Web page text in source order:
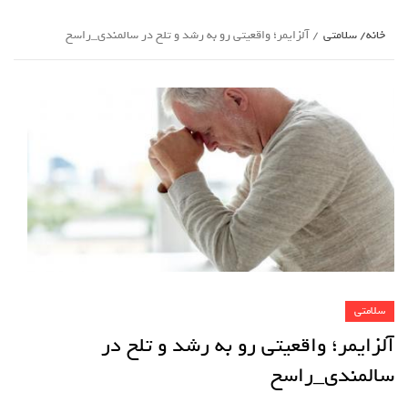
خانه سلامتی آلزایمر؛ واقعیتی رو به رشد و تلخ در سالمندی_راسخ
سلامتی
آلزایمر؛ واقعیتی رو به رشد و تلخ در
سالمندی_راسخ